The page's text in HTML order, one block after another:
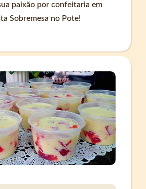
paixão por confeitaria em
Sobremesa no Pote!